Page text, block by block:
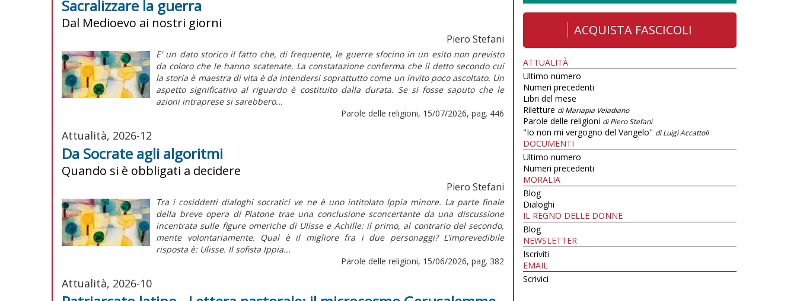
Sacralizzare la guerra
Dal Medioevo ai nostri giorni
Piero Stefani
E' un dato storico il fatto che, di frequente, le guerre sfocino in un esito non previsto
da coloro che le hanno scatenate. La constatazione conferma che il detto secondo cui
la storia è maestra di vita è da intendersi soprattutto come un invito poco ascoltato. Un
aspetto significativo al riguardo è costituito dalla durata. Se si fosse saputo che le
azioni intraprese si sarebbero...
Parole delle religioni, 15/07/2026, pag. 446
Attualità, 2026-12
Da Socrate agli algoritmi
Quando si è obbligati a decidere
Piero Stefani
Tra i cosiddetti dialoghi socratici ve ne è uno intitolato Ippia minore. La parte finale
della breve opera di Platone trae una conclusione sconcertante da una discussione
incentrata sulle figure omeriche di Ulisse e Achille: il primo, al contrario del secondo,
mente volontariamente. Qual è il migliore fra i due personaggi? L’imprevedibile
risposta è: Ulisse. Il sofista Ippia...
Parole delle religioni, 15/06/2026, pag. 382
Attualità, 2026-10
ACQUISTA FASCICOLI
ATTUALITÀ
Ultimo numero
Numeri precedenti
Libri del mese
Riletture di Mariapia Veladiano
Parole delle religioni di Piero Stefani
"Io non mi vergogno del Vangelo" di Luigi Accattoli
DOCUMENTI
Ultimo numero
Numeri precedenti
MORALIA
Blog
Dialoghi
IL REGNO DELLE DONNE
Blog
NEWSLETTER
Iscriviti
EMAIL
Scrivici